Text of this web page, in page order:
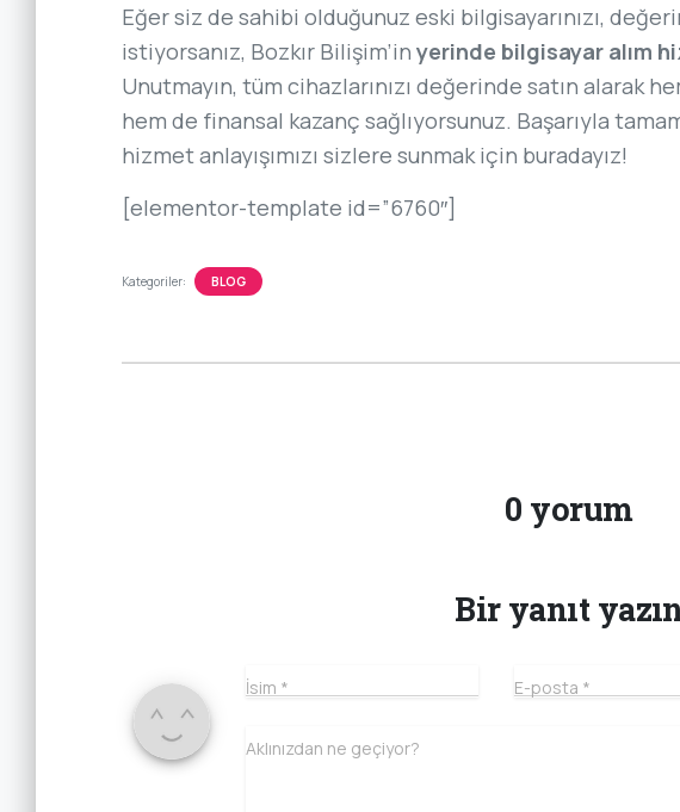
Eğer siz de sahibi olduğunuz eski bilgisayarınızı,
istiyorsanız, Bozkır Bilişim’in yerinde bilgisayar alım
Unutmayın, tüm cihazlarınızı değerinde satın alarak
hem de finansal kazanç sağlıyorsunuz. Başarıyla
hizmet anlayışımızı sizlere sunmak için buradayız!
[elementor-template id=”6760″]
Kategoriler: BLOG
0 yorum
Bir yanıt
İsim * E-posta *
Aklınızdan ne geçiyor?